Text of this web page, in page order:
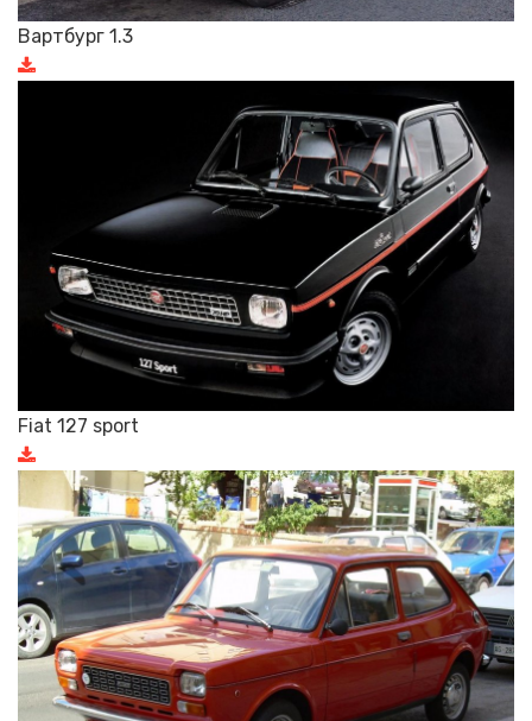
Вартбург 1.3
Fiat 127 sport